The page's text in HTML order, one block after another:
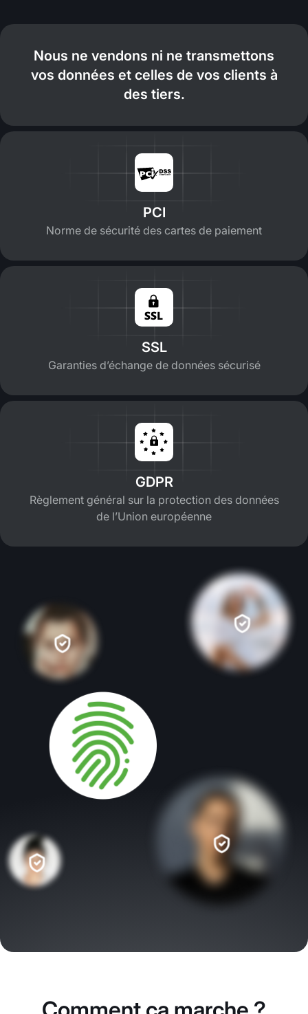
Nous ne vendons ni ne transmettons
vos données et celles de vos clients à
des tiers.
PCI
Norme de sécurité des cartes de paiement
SSL
Garanties d’échange de données sécurisé
GDPR
Règlement général sur la protection des données
de l’Union européenne